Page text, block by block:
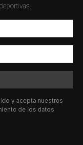
y acepta nuestros
de los datos